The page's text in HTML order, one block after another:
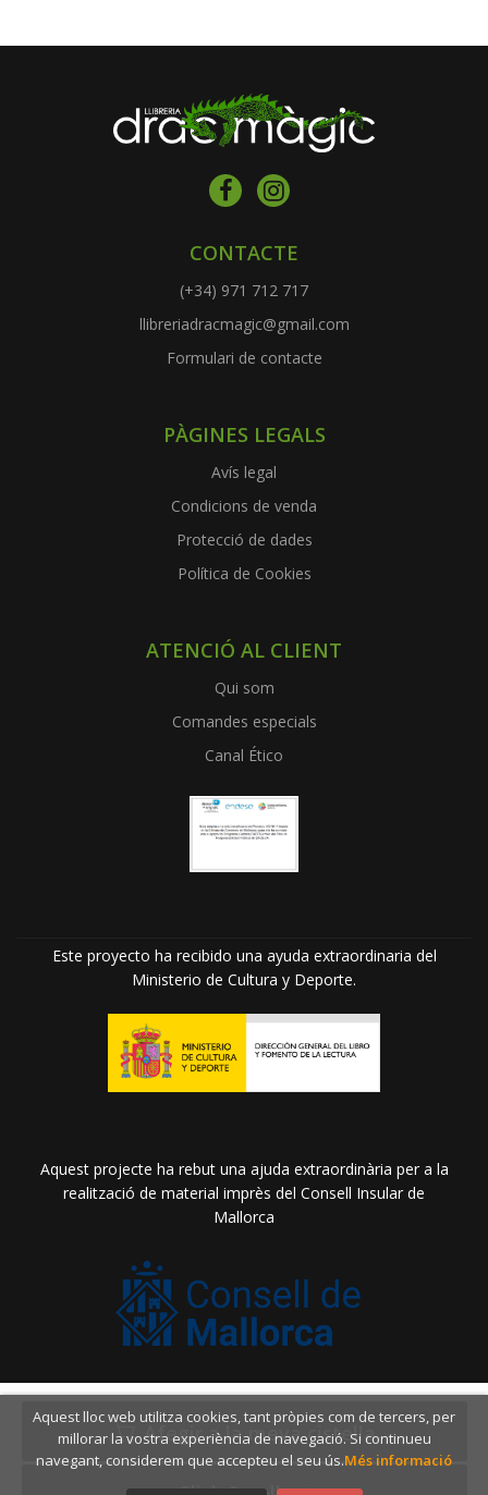
Afegir a la meva cistella
CONTACTE
(+34) 971 712 717
llibreriadracmagic@gmail.com
Formulari de contacte
PÀGINES LEGALS
Avís legal
Condicions de venda
Protecció de dades
Política de Cookies
ATENCIÓ AL CLIENT
Qui som
Comandes especials
Canal Ético
Este proyecto ha recibido una ayuda extraordinaria del
Ministerio de Cultura y Deporte.
Aquest projecte ha rebut una ajuda extraordinària per a la
realització de material imprès del Consell Insular de
Mallorca
2026 ©Llibreria Drac Màgic. Tots els Drets Reservats |
Grupo Trevenque
Aquest lloc web utilitza cookies, tant pròpies com de tercers, per
millorar la vostra experiència de navegació. Si continueu
navegant, considerem que accepteu el seu ús.Més informació